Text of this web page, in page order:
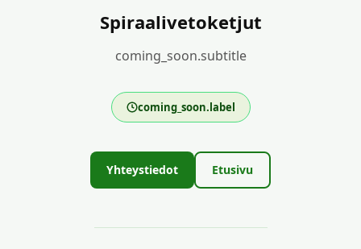
Spiraalivetoketjut
coming_soon.subtitle
coming_soon.label
Yhteystiedot Etusivu